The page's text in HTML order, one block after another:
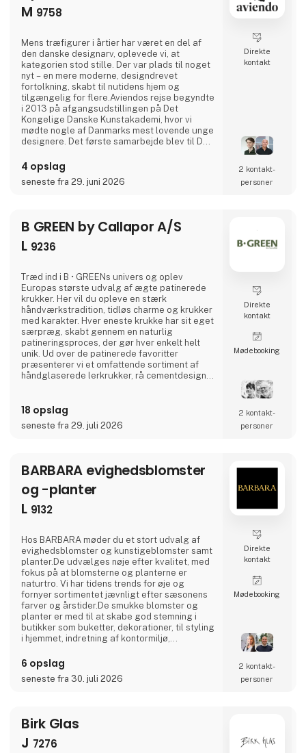
M 9758
Mens træfigurer i årtier har været en del af
den danske designarv, oplevede vi, at
kategorien stod stille. Der var plads til noget
nyt – en mere moderne, designdrevet
fortolkning, skabt til nutidens hjem og
tilgængelig for flere.Aviendos rejse begyndte
i 2013 på afgangsudstillingen på Det
Kongelige Danske Kunstakademi, hvor vi
mødte nogle af Danmarks mest lovende unge
designere. Det første samarbejde blev til Den
filosofi, der fortsat driver Aviendo i dag:
træfigurer reduceret til deres essens, skabt
til at holde og designet til at belønne et
4 opslag
seneste fra 29. juni 2026
Direkte
kontakt
2 kontakt­
personer
B GREEN by Callapor A/S
L 9236
Træd ind i B • GREENs univers og oplev
Europas største udvalg af ægte patinerede
krukker. Her vil du opleve en stærk
håndværkstradition, tidløs charme og krukker
med karakter. Hver eneste krukke har sit eget
særpræg, skabt gennem en naturlig
patineringsproces, der gør hver enkelt helt
unik. Ud over de patinerede favoritter
præsenterer vi et omfattende sortiment af
håndglaserede lerkrukker, rå cementdesigns
håndværk og kvalitet, fremstillet med respekt
for miljøet og menneskene bag.Er du til
vintage, vil du elske vores samling af
18 opslag
seneste fra 29. juli 2026
Direkte
kontakt
Møde­booking
2 kontakt­
personer
BARBARA evighedsblomster
og -planter
L 9132
Hos BARBARA møder du et stort udvalg af
evighedsblomster og kunstigeblomster samt
planter.De udvælges nøje efter kvalitet, med
fokus på at blomsterne og planterne er
naturtro. Vi har tidens trends for øje og
fornyer sortimentet jævnligt efter sæsonens
farver og årstider.De smukke blomster og
planter er med til at skabe god stemning i
butikker som buketter, dekorationer, til styling
i hjemmet, indretning af kontormiljø,
arrangementer. BARBARA er et dansk
familiefirma som startede i 2011. I dag består
firmaet af Malene Barbara som indehaver,
6 opslag
seneste fra 30. juli 2026
Direkte
kontakt
Møde­booking
2 kontakt­
personer
Birk Glas
J 7276